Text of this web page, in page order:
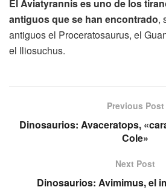
El Aviatyrannis es uno de los
antiguos que se han encontrado,
antiguos el Proceratosaurus, el
el Iliosuchus.
Previous Post
Dinosaurios: Avaceratops,
Cole»
Next Post
Dinosaurios: Avimimus, el